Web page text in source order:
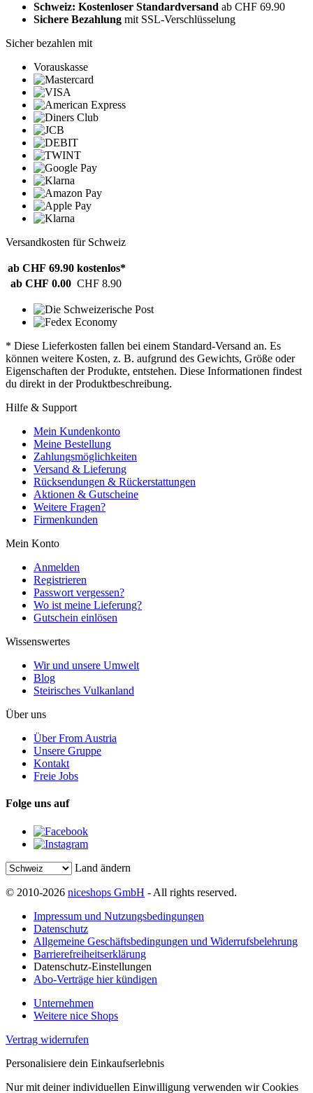
Schweiz: Kostenloser Standardversand ab CHF 69.90
Sichere Bezahlung mit SSL-Verschlüsselung
Sicher bezahlen mit
Vorauskasse
Versandkosten für Schweiz
ab CHF 69.90 kostenlos*
ab CHF 0.00 CHF 8.90
* Diese Lieferkosten fallen bei einem Standard-Versand an. Es
können weitere Kosten, z. B. aufgrund des Gewichts, Größe oder
Eigenschaften der Produkte, entstehen. Diese Informationen findest
du direkt in der Produktbeschreibung.
Hilfe & Support
Mein Kundenkonto
Meine Bestellung
Zahlungsmöglichkeiten
Versand & Lieferung
Rücksendungen & Rückerstattungen
Aktionen & Gutscheine
Weitere Fragen?
Firmenkunden
Mein Konto
Anmelden
Registrieren
Passwort vergessen?
Wo ist meine Lieferung?
Gutschein einlösen
Wissenswertes
Wir und unsere Umwelt
Blog
Steirisches Vulkanland
Über uns
Über From Austria
Unsere Gruppe
Kontakt
Freie Jobs
Folge uns auf
Land ändern
© 2010-2026 niceshops GmbH - All rights reserved.
Impressum und Nutzungsbedingungen
Datenschutz
Allgemeine Geschäftsbedingungen und Widerrufsbelehrung
Barrierefreiheitserklärung
Datenschutz-Einstellungen
Abo-Verträge hier kündigen
Unternehmen
Weitere nice Shops
Vertrag widerrufen
Personalisiere dein Einkaufserlebnis
Nur mit deiner individuellen Einwilligung verwenden wir Cookies